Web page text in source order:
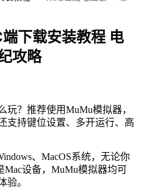
下载安装教程 电
攻略
玩？推荐使用MuMu模拟器，
支持键位设置、多开运行、高
、MacOS系统，无论你
Mac设备，MuMu模拟器均可
验。